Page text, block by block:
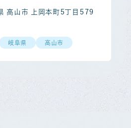
山市 上岡本町５丁目５７９
岐阜県 高山市